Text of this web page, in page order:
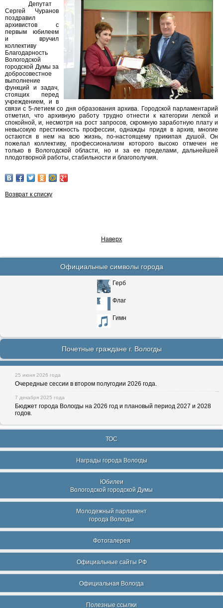
Депутат
Сергей Чуранов
поздравил
архивистов с
первым юбилеем
и вручил
коллективу
Благодарность
Вологодской
городской Думы за
добросовестное
выполнение
функций и задач,
стоящих перед
учреждением, и в
связи с 5-летием со дня образования архива. Городской парламентарий
отметил, что архивную работу трудно отнести к категории легкой и
спокойной, и, несмотря на рост запросов, скромную заработную плату и
невысокую престижность профессии, однажды придя в архив, многие
остаются в нем на всю жизнь, по-настоящему прикипая душой. Он
пожелал коллективу, профессионализм которого высоко отмечен не
только в Вологодской области, но и за ее пределами, дальнейшей
плодотворной работы, стабильности и благополучия.
Возврат к списку
Наверх
Официальные символы города
Герб
Флаг
Гимн
Почетные граждане г. Вологды
25 июня 2026 года
Очередные сессии в втором полугодии 2026 года.
7 декабря 2025 года
Бюджет города Вологды на 2026 год и плановый период 2027 и 2028
годов.
ТОС
Награды города Вологды
Юбилеи
Вологодской городской Думы
Молодежный парламент
города Вологды
Фотогалерея
Официальные сайты РФ
Официальная Вологда
Полезные ссылки